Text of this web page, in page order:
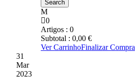
0
Artigos : 0
Subtotal : 0,00 €
Ver CarrinhoFinalizar Compra
31
Mar
2023